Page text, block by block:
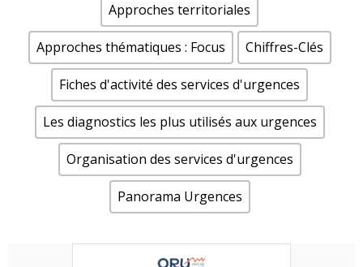
Approches territoriales
Approches thématiques : Focus Chiffres-Clés
Fiches d'activité des services d'urgences
Les diagnostics les plus utilisés aux urgences
Organisation des services d'urgences
Panorama Urgences